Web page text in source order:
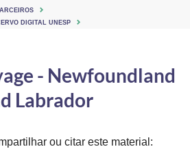
DIGITAL UNESP
- Newfoundland
Labrador
ou citar este material: